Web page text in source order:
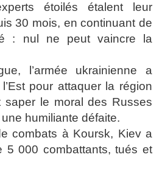
étoilés étalent leur
30 mois, en continuant de
: nul ne peut vaincre la
l’armée ukrainienne a
pour attaquer la région
saper le moral des Russes
humiliante défaite.
combats à Koursk, Kiev a
5 000 combattants, tués et